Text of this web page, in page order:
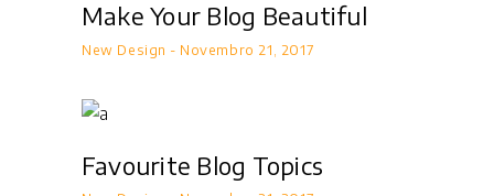
Make Your Blog Beautiful
New Design Novembro 21, 2017
Favourite Blog Topics